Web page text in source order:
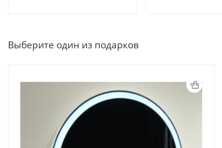
Выберите один из подарков